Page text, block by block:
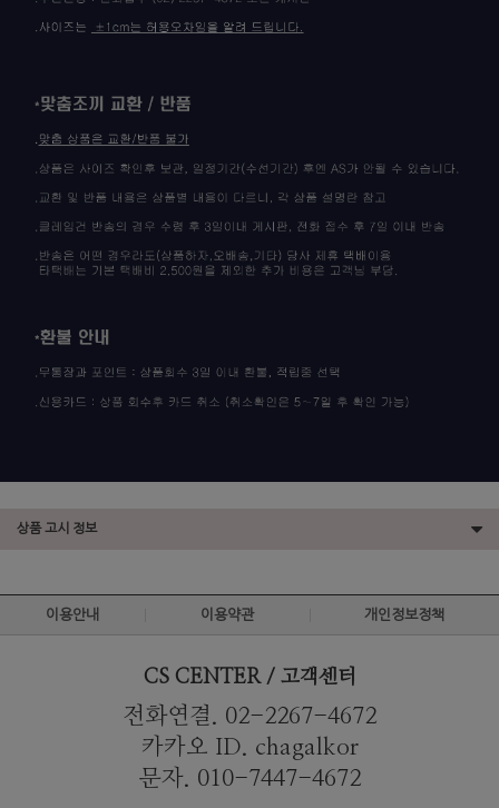
상품 고시 정보
이용안내 이용약관 개인정보정책
CS CENTER / 고객센터
전화연결. 02-2267-4672
카카오 ID. chagalkor
문자. 010-7447-4672